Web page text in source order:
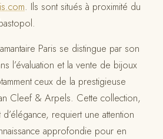
. Ils sont situés à proximité du
Paris se distingue par son
l’évaluation et la vente de bijoux
ceux de la prestigieuse
Cleef & Arpels. Cette collection,
requiert une attention
approfondie pour en